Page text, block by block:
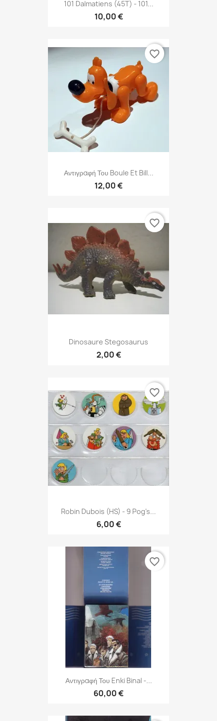
101 Dalmatiens (45T) - 101...
10,00 €
Αντιγραφή Του Boule Et Bill...
12,00 €
favorite_border
Dinosaure Stegosaurus
2,00 €
favorite_border
Robin Dubois (HS) - 9 Pog's...
6,00 €
favorite_border
Αντιγραφή Του Enki Binal -...
60,00 €
favorite_border